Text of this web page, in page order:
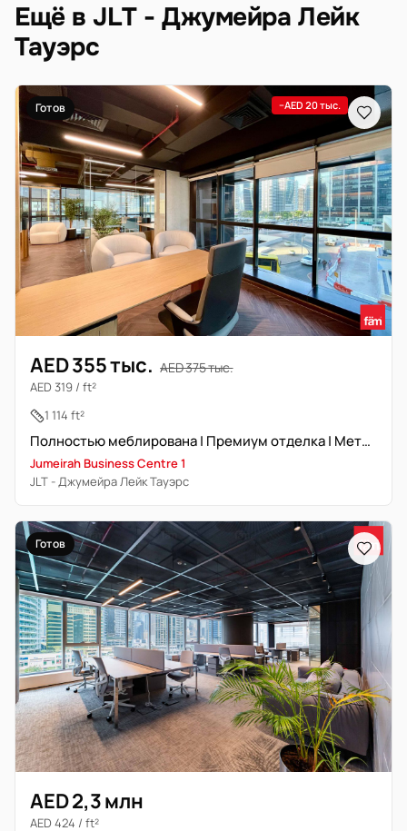
Ещё в JLT - Джумейра Лейк
Тауэрс
Готов −AED 20 тыс.
AED 355 тыс. AED 375 тыс.
AED 319 / ft²
1 114 ft²
Полностью меблирована | Премиум отделка | Метро
Jumeirah Business Centre 1
JLT - Джумейра Лейк Тауэрс
Готов
AED 2,3 млн
AED 424 / ft²